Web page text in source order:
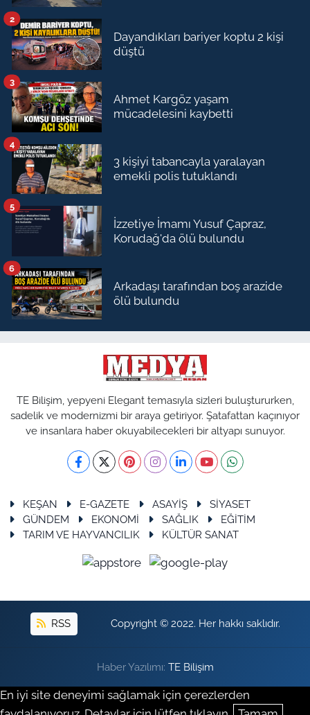
Dayandıkları bariyer koptu 2 kişi
düştü
2
Ahmet Kargöz yaşam
mücadelesini kaybetti
3
3 kişiyi tabancayla yaralayan
emekli polis tutuklandı
4
İzzetiye İmamı Yusuf Çapraz,
Korudağ'da ölü bulundu
5
Arkadaşı tarafından boş arazide
ölü bulundu
6
TE Bilişim, yepyeni Elegant temasıyla sizleri buluştururken,
sadelik ve modernizmi bir araya getiriyor. Şatafattan kaçınıyor
ve insanlara haber okuyabilecekleri bir altyapı sunuyor.
KEŞAN E-GAZETE ASAYİŞ
SİYASET
GÜNDEM
EKONOMİ SAĞLIK
EĞİTİM
TARIM VE HAYVANCILIK
KÜLTÜR SANAT
RSS Copyright © 2022. Her hakkı saklıdır.
Haber Yazılımı: TE Bilişim
En iyi site deneyimi sağlamak için çerezlerden